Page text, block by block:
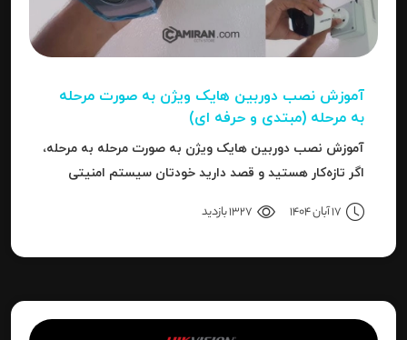
آموزش نصب دوربین هایک‌ ویژن به صورت مرحله‌
به‌ مرحله (مبتدی و حرفه ای)
آموزش نصب دوربین هایک‌ ویژن به صورت مرحله‌ به‌ مرحله،
اگر تازه‌کار هستید و قصد دارید خودتان سیستم امنیتی
دقیق‌تری را بدانید، این مقاله برای شما نوشته شده است.
17 آبان 1404 1327 بازدید